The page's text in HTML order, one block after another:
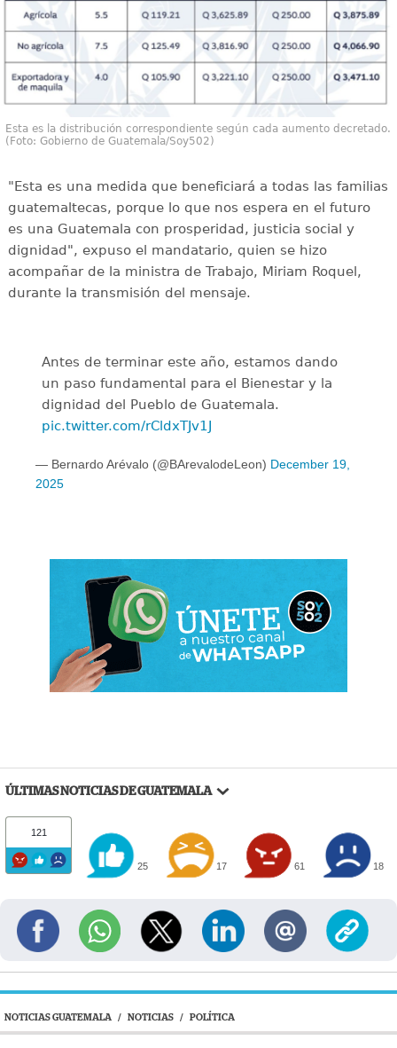
Esta es la distribución correspondiente según cada aumento decretado.
(Foto: Gobierno de Guatemala/Soy502)
"Esta es una medida que beneficiará a todas las familias
guatemaltecas, porque lo que nos espera en el futuro
es una Guatemala con prosperidad, justicia social y
dignidad", expuso el mandatario, quien se hizo
acompañar de la ministra de Trabajo, Miriam Roquel,
durante la transmisión del mensaje.
Antes de terminar este año, estamos dando
un paso fundamental para el Bienestar y la
dignidad del Pueblo de Guatemala.
pic.twitter.com/rCldxTJv1J
— Bernardo Arévalo (@BArevalodeLeon) December 19,
2025
ÚLTIMAS NOTICIAS DE GUATEMALA
121
25 17 61 18
NOTICIAS GUATEMALA / NOTICIAS / POLÍTICA